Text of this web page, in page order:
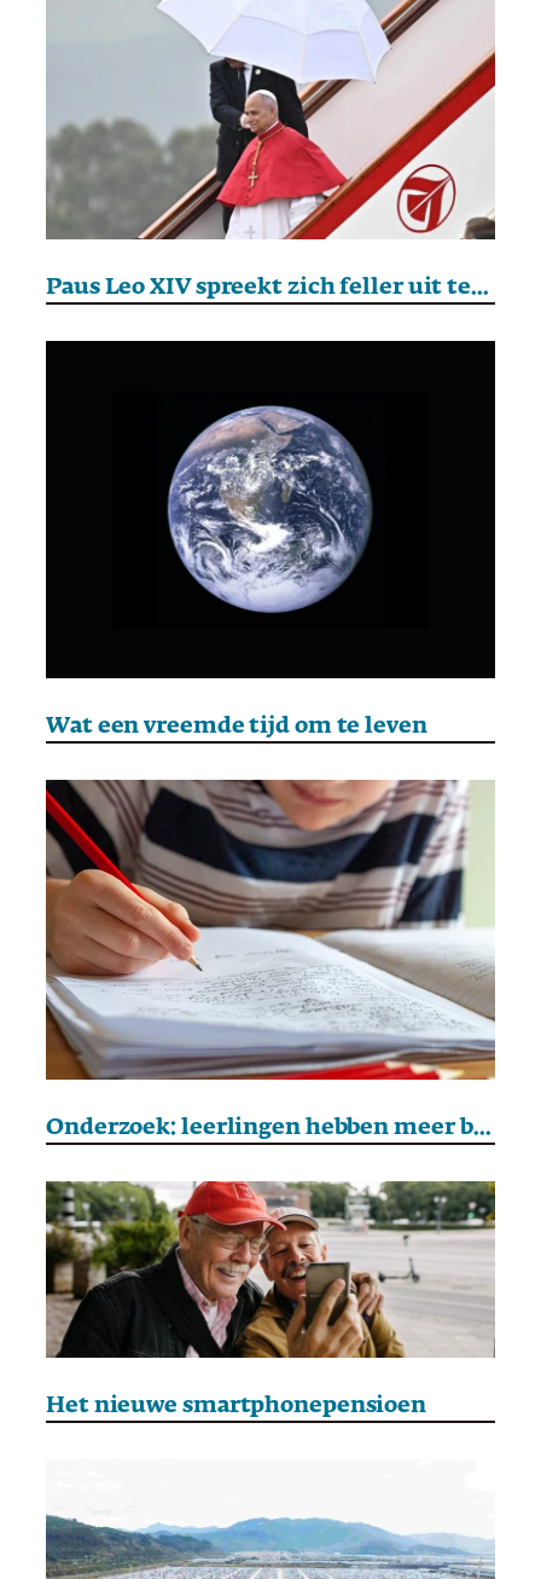
Paus Leo XIV spreekt zich feller uit tegen oorlog met Iran
Wat een vreemde tijd om te leven
Onderzoek: leerlingen hebben meer baat bij pen en papier dan bij technologie
Het nieuwe smartphonepensioen